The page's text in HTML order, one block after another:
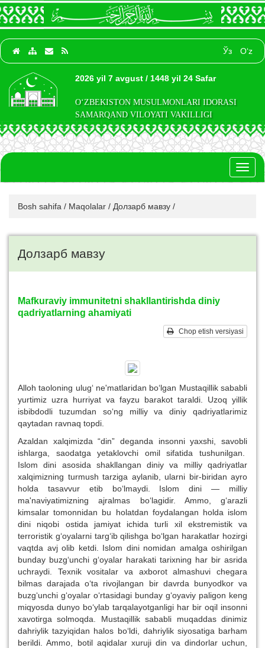
Ўз O‘z
2026 yil 7 avgust / 1448 yil 24 Safar
O‘ZBEKISTON MUSULMONLARI IDORASI
SAMARQAND VILOYATI VAKILLIGI
Bosh sahifa / Maqolalar / Долзарб мавзу /
Долзарб мавзу
Mafkuraviy immunitetni shakllantirishda diniy
qadriyatlarning ahamiyati
Chop etish versiyasi
Alloh taoloning ulug‘ ne'matlaridan bo‘lgan Mustaqillik sababli
yurtimiz uzra hurriyat va fayzu barakot taraldi. Uzoq yillik
isbibdodli tuzumdan so‘ng milliy va diniy qadriyatlarimiz
qaytadan ravnaq topdi.
Azaldan xalqimizda “din” deganda insonni yaxshi, savobli
ishlarga, saodatga yetaklovchi omil sifatida tushunilgan.
Islom dini asosida shakllangan diniy va milliy qadriyatlar
xalqimizning turmush tarziga aylanib, ularni bir-biridan ayro
holda tasavvur etib bo‘lmaydi. Islom dini — milliy
ma'naviyatimizning ajralmas bo‘lagidir. Ammo, g‘arazli
kimsalar tomonnidan bu holatdan foydalangan holda islom
dini niqobi ostida jamiyat ichida turli xil ekstremistik va
terroristik g‘oyalarni targ‘ib qilishga bo‘lgan harakatlar hozirgi
vaqtda avj olib ketdi. Islom dini nomidan amalga oshirilgan
bunday buzg‘unchi g‘oyalar harakati tarixning har bir asrida
uchraydi. Texnik vositalar va axborot almashuvi chegara
bilmas darajada o‘ta rivojlangan bir davrda bunyodkor va
buzg‘unchi g‘oyalar o‘rtasidagi bunday g‘oyaviy paligon keng
miqyosda dunyo bo‘ylab tarqalayotganligi har bir oqil insonni
xavotirga solmoqda. Mustaqillik sababli muqaddas dinimiz
dahriylik tazyiqidan halos bo‘ldi, dahriylik siyosatiga barham
berildi. Ammo, botil aqidalar xuruji din va dindorlar uchun,